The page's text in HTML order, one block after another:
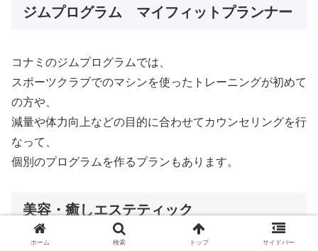
ジムプログラム マイフィットプランナー
コナミのジムプログラムでは、
スポーツクラブでのマシンを使ったトレーニングが初めて
の方や、
減量や体力向上などの目的に合わせてカウンセリングを行
なって、
個別のプログラムを作るプランもあります。
美容・癒しエステティック
ホーム 検索 トップ サイドバー